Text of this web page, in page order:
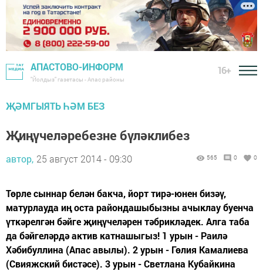
АПАСТОВО-ИНФОРМ
"Йолдыз" газетасы - Апас районы
16+
ҖӘМГЫЯТЬ ҺӘМ БЕЗ
Җиңүчеләребезне бүләклибез
автор, 25 август 2014 - 09:30 565 0 0
Төрле сыннар белән бакча, йорт тирә-юнен бизәү,
матурлауда иң оста райондашыбызны ачыклау буенча
үткәрелгән бәйге җиңүчеләрен тәбрикләдек. Алга таба
да бәйгеләрдә актив катнашыгыз! 1 урын - Раилә
Хәбибуллина (Апас авылы). 2 урын - Гөлия Камалиева
(Свияжский бистәсе). 3 урын - Светлана Кубайкина